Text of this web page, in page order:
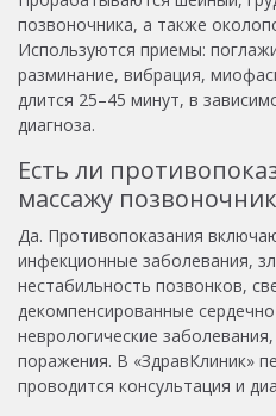
позвоночника, а также
Используются приемы:
разминание, вибрация,
длится 25–45 минут, в
диагноза.
Есть ли
массажу
Да. Противопоказания
инфекционные заболевания,
нестабильность позвонков,
декомпенсированные
неврологические
поражения. В «ЗдравКлиник»
проводится консультация и